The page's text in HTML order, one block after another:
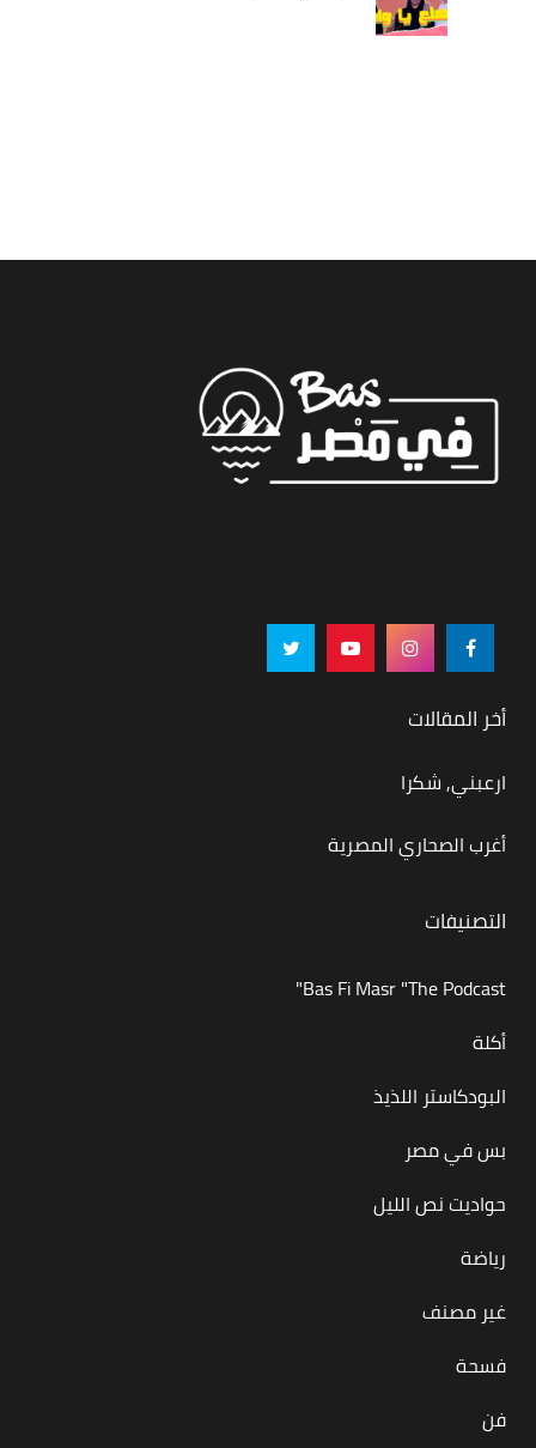
أخر المقالات
ارعبني, شكرا
أغرب الصحاري المصرية
التصنيفات
Bas Fi Masr "The Podcast"
أكلة
البودكاستر اللذيذ
بس في مصر
حواديت نص الليل
رياضة
غير مصنف
فسحة
فن